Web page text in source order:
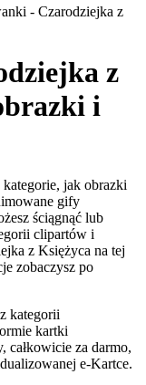
- Czarodziejka z
z
i
jak obrazki
gify
ściągnąć lub
clipartów i
z Księżyca na tej
zobaczysz po
kategorii
kartki
całkowicie za darmo,
e-Kartce.